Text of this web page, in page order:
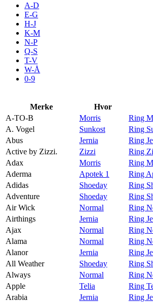
Inspirasjon
Søk
Åpningstider
Praktisk informasjon
Ledige stillinger
Finn frem
A-D
E-G
H-J
K-M
N-P
Q-S
T-V
W-Å
0-9
Merke
Hvor
A-TO-B
Morris Ring
A. Vogel
Sunkost Ring
Abus
Jernia Ring
Active by Zizzi.
Zizzi Ring
Adax
Morris Ring
Aderma
Apotek 1 Ring
Adidas
Shoeday Ring
Adventure
Shoeday Ring
Air Wick
Normal Ring
Airthings
Jernia Ring
Ajax
Normal Ring
Alama
Normal Ring
Alanor
Jernia Ring
All Weather
Shoeday Ring
Always
Normal Ring
Apple
Telia Ring
Arabia
Jernia Ring